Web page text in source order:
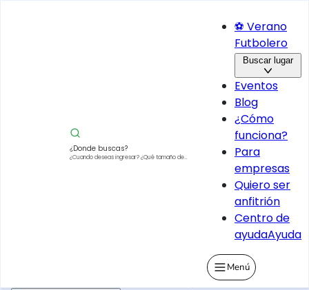
¿Donde buscas?
¿Cuando deseas ingresar?¿Qué tamaño de
⚽ Verano
Futbolero
Buscar lugar
Eventos
Blog
¿Cómo
funciona?
Para
empresas
Quiero ser
anfitrión
Centro de
ayudaAyuda
Menú